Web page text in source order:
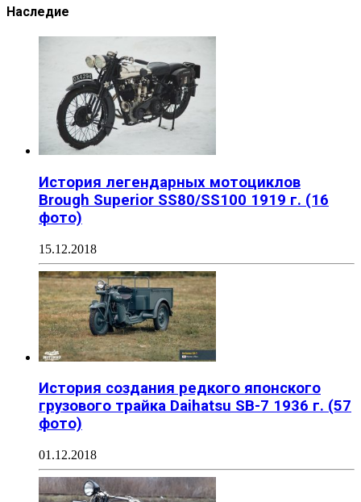
Наследие
История легендарных мотоциклов
Brough Superior SS80/SS100 1919 г. (16
фото)
15.12.2018
История создания редкого японского
грузового трайка Daihatsu SB-7 1936 г. (57
фото)
01.12.2018